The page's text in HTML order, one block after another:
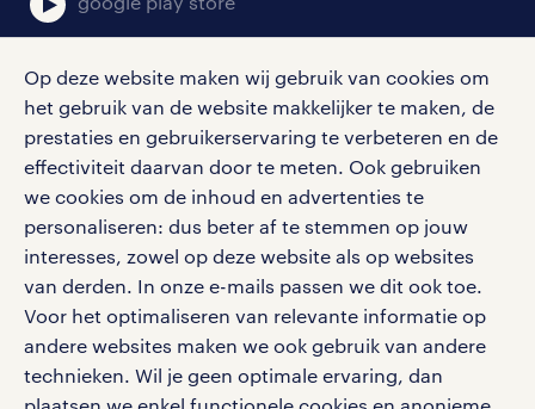
Op deze website maken wij gebruik van cookies om
het gebruik van de website makkelijker te maken, de
prestaties en gebruikerservaring te verbeteren en de
effectiviteit daarvan door te meten. Ook gebruiken
we cookies om de inhoud en advertenties te
personaliseren: dus beter af te stemmen op jouw
interesses, zowel op deze website als op websites
van derden. In onze e-mails passen we dit ook toe.
Voor het optimaliseren van relevante informatie op
andere websites maken we ook gebruik van andere
technieken. Wil je geen optimale ervaring, dan
dienst vacature in Maastricht gevonden?
Misschien heb je meer geluk in andere
plaatsen in de buurt. Of bekijk al onze
medewerker technische dienst
vacatures
in heel Nederland.
techniek vacatures in Kerkrade
techniek vacatures in Heerlen
social media
Volg ons voor de leukste content omtrent
vacatures, solliciteren en inspiratie.
werken bij randstad
gebruikersvoorwaarden